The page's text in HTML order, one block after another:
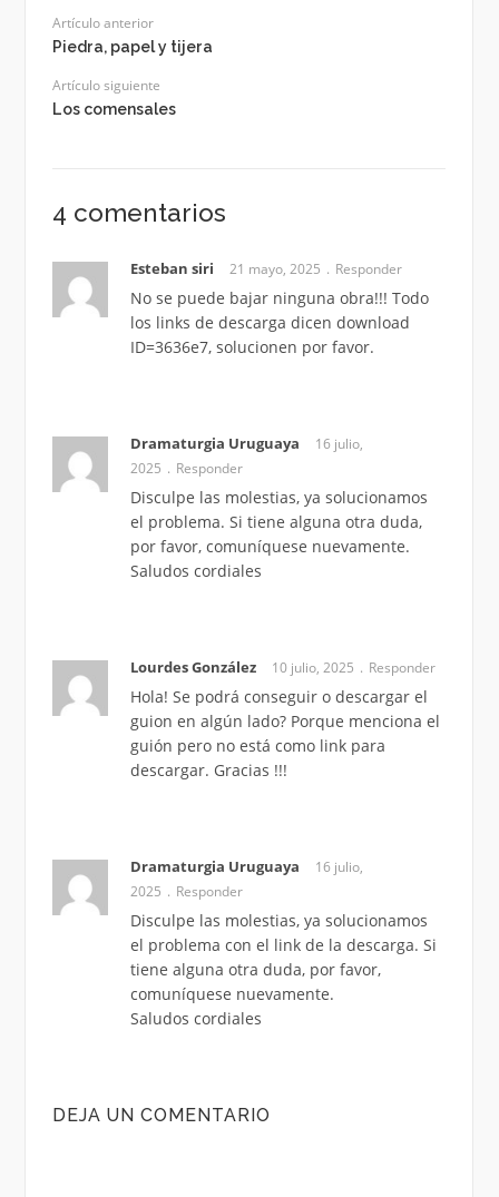
Artículo anterior
Piedra, papel y tijera
Artículo siguiente
Los comensales
4 comentarios
Esteban siri 21 mayo, 2025 Responder
No se puede bajar ninguna obra!!! Todo
los links de descarga dicen download
ID=3636e7, solucionen por favor.
Dramaturgia Uruguaya
16 julio,
2025
Responder
Disculpe las molestias, ya solucionamos
el problema. Si tiene alguna otra duda,
por favor, comuníquese nuevamente.
Saludos cordiales
Lourdes González 10 julio, 2025 Responder
Hola! Se podrá conseguir o descargar el
guion en algún lado? Porque menciona el
guión pero no está como link para
descargar. Gracias !!!
Dramaturgia Uruguaya
16 julio,
2025
Responder
Disculpe las molestias, ya solucionamos
el problema con el link de la descarga. Si
tiene alguna otra duda, por favor,
comuníquese nuevamente.
Saludos cordiales
DEJA UN COMENTARIO